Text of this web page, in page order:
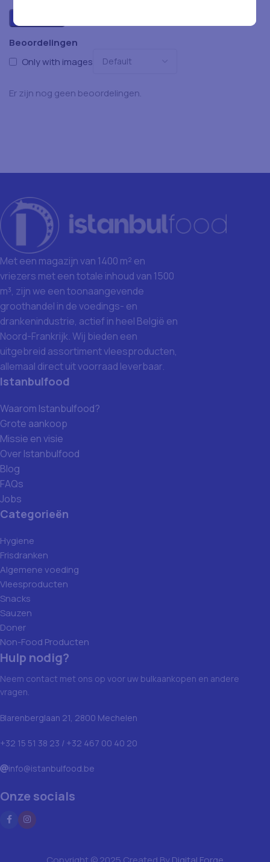
Beoordelingen
Only with images
Er zijn nog geen beoordelingen.
Met een magazijn van 1400 m² en
vriezers met een totale inhoud van 1500
m³, zijn we een toonaangevende
groothandel in de voedings- en
drankenindustrie, actief in heel België en
Noord-Frankrijk. Wij bieden een
uitgebreid assortiment vleesproducten,
allemaal direct uit voorraad leverbaar.
Istanbulfood
Waarom Istanbulfood?
Grote aankoop
Missie en visie
Over Istanbulfood
Blog
FAQs
Jobs
Categorieën
Hygiene
Frisdranken
Algemene voeding
Vleesproducten
Snacks
Sauzen
Doner
Non-Food Producten
Hulp nodig?
Neem contact met ons op voor uw bulkaankopen en andere
vragen.
Blarenberglaan 21, 2800 Mechelen
+32 15 51 38 23 / +32 467 00 40 20
info@istanbulfood.be
Onze socials